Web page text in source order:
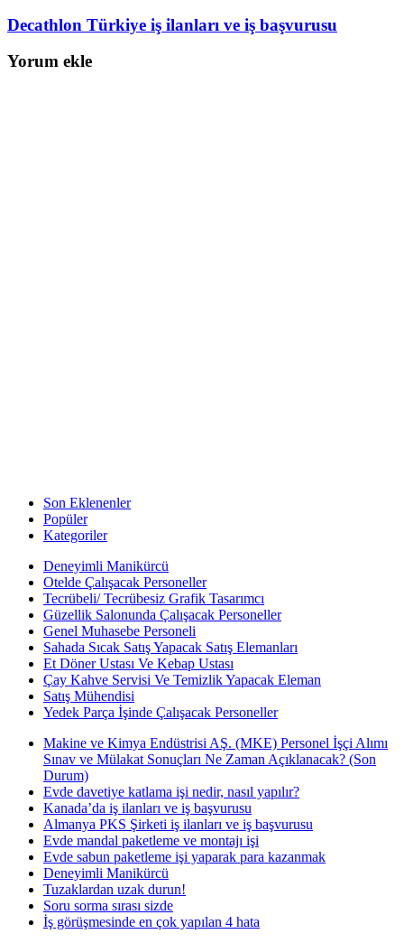
Decathlon Türkiye iş ilanları ve iş başvurusu
Yorum ekle
Son Eklenenler
Popüler
Kategoriler
Deneyimli Manikürcü
Otelde Çalışacak Personeller
Tecrübeli/ Tecrübesiz Grafik Tasarımcı
Güzellik Salonunda Çalışacak Personeller
Genel Muhasebe Personeli
Sahada Sıcak Satış Yapacak Satış Elemanları
Et Döner Ustası Ve Kebap Ustası
Çay Kahve Servisi Ve Temizlik Yapacak Eleman
Satış Mühendisi
Yedek Parça İşinde Çalışacak Personeller
Makine ve Kimya Endüstrisi AŞ. (MKE) Personel İşçi Alımı
Sınav ve Mülakat Sonuçları Ne Zaman Açıklanacak? (Son
Durum)
Evde davetiye katlama işi nedir, nasıl yapılır?
Kanada’da iş ilanları ve iş başvurusu
Almanya PKS Şirketi iş ilanları ve iş başvurusu
Evde mandal paketleme ve montajı işi
Evde sabun paketleme işi yaparak para kazanmak
Deneyimli Manikürcü
Tuzaklardan uzak durun!
Soru sorma sırası sizde
İş görüşmesinde en çok yapılan 4 hata